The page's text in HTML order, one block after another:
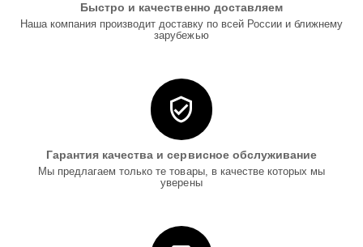
Быстро и качественно доставляем
Наша компания производит доставку по всей России и ближнему
зарубежью
Гарантия качества и сервисное обслуживание
Мы предлагаем только те товары, в качестве которых мы
уверены